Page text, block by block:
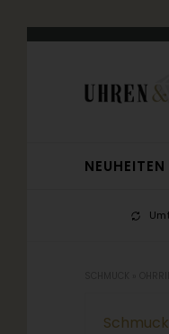
NEUHEITEN
Schmuck